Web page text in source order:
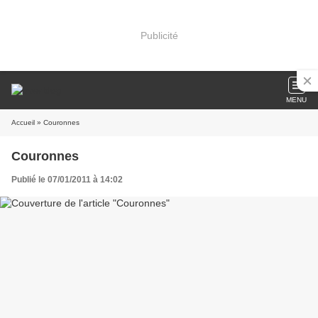
Publicité
MENU
Accueil » Couronnes
Couronnes
Publié le 07/01/2011 à 14:02